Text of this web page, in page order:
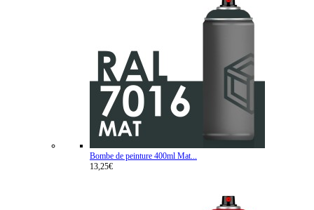
Bombe de peinture 400ml Mat...
13,25€